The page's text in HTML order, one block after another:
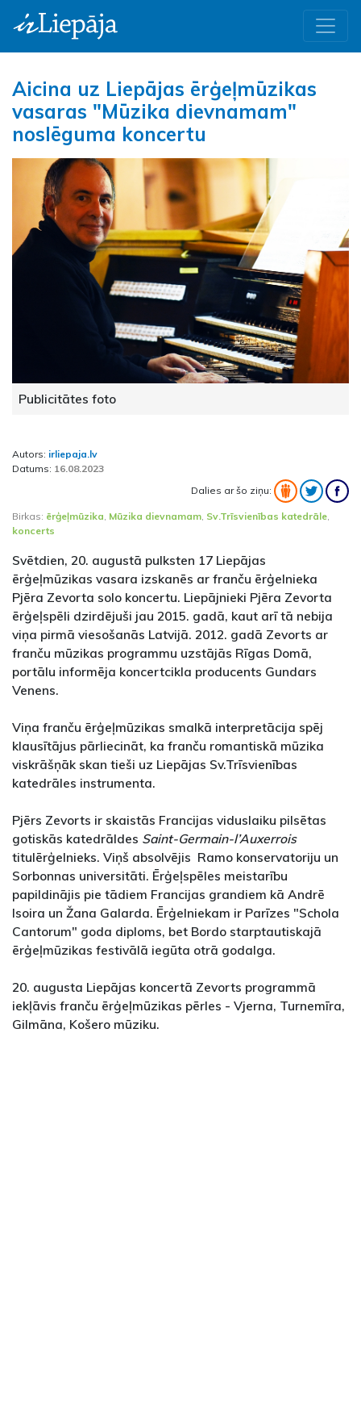
Aicina uz Liepājas ērģeļmūzikas
vasaras "Mūzika dievnamam"
noslēguma koncertu
Publicitātes foto
Autors: irliepaja.lv
Datums: 16.08.2023
Dalies ar šo ziņu:
Birkas: ērģeļmūzika Mūzika dievnamam Sv.Trīsvienības katedrāle
koncerts
Svētdien, 20. augustā pulksten 17 Liepājas
ērģeļmūzikas vasara izskanēs ar franču ērģelnieka
Pjēra Zevorta solo koncertu. Liepājnieki Pjēra Zevorta
ērģeļspēli dzirdējuši jau 2015. gadā, kaut arī tā nebija
viņa pirmā viesošanās Latvijā. 2012. gadā Zevorts ar
franču mūzikas programmu uzstājās Rīgas Domā,
portālu informēja koncertcikla producents Gundars
Venens.
Viņa franču ērģeļmūzikas smalkā interpretācija spēj
klausītājus pārliecināt, ka franču romantiskā mūzika
viskrāšņāk skan tieši uz Liepājas Sv.Trīsvienības
katedrāles instrumenta.
Pjērs Zevorts ir skaistās Francijas viduslaiku pilsētas
gotiskās katedrāldes Saint-Germain-l’Auxerrois
titulērģelnieks. Viņš absolvējis Ramo konservatoriju un
Sorbonnas universitāti. Ērģeļspēles meistarību
papildinājis pie tādiem Francijas grandiem kā Andrē
Isoira un Žana Galarda. Ērģelniekam ir Parīzes "Schola
Cantorum" goda diploms, bet Bordo starptautiskajā
ērģeļmūzikas festivālā iegūta otrā godalga.
20. augusta Liepājas koncertā Zevorts programmā
iekļāvis franču ērģeļmūzikas pērles - Vjerna, Turnemīra,
Gilmāna, Košero mūziku.